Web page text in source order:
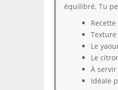
équilibré. Tu
Le
Le
À
Idéale